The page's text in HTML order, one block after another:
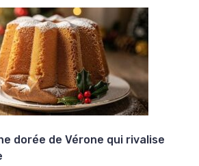
dorée de Vérone qui rivalise